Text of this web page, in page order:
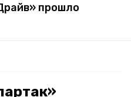
прошло